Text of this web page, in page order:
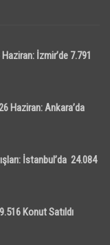
İzmir’de 7.791
Haziran: Ankara’da
İstanbul’da 24.084
Konut Satıldı